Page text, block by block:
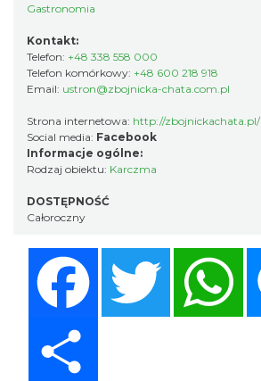
Gastronomia
Kontakt:
Telefon: +48 338 558 000
Telefon komórkowy: +48 600 218 918
Email: ustron@zbojnicka-chata.com.pl
Strona internetowa: http://zbojnickachata.pl/
Social media: Facebook
Informacje ogólne:
Rodzaj obiektu: Karczma
DOSTĘPNOŚĆ
Całoroczny
Twitter